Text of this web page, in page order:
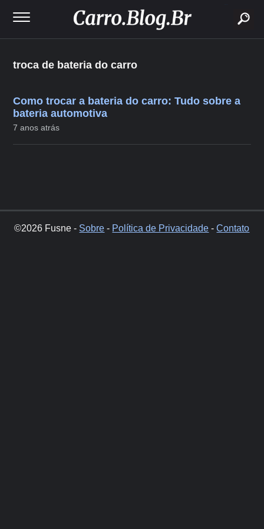
troca de bateria do carro
Como trocar a bateria do carro: Tudo sobre a
bateria automotiva
7 anos atrás
©2026 Fusne - Sobre - Política de Privacidade -Contato